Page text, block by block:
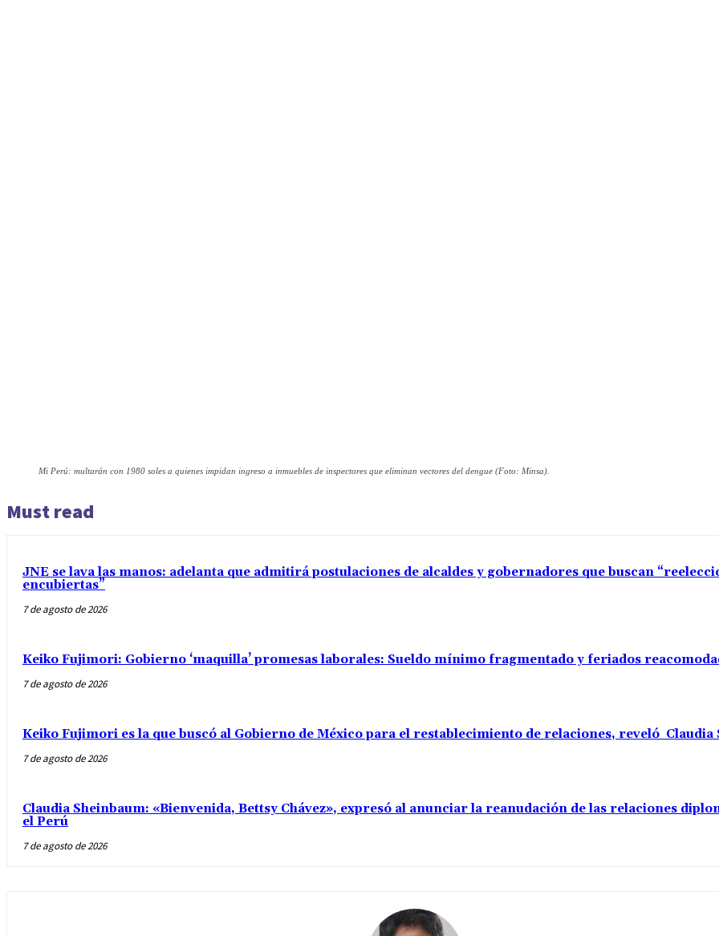
Mi Perú: multarán con 1980 soles a quienes impidan ingreso a inmuebles de inspectores que eliminan vectores del dengue (Foto: Minsa).
Must read
JNE se lava las manos: adelanta que admitirá postulaciones de alcaldes y gobernadores que buscan
encubiertas”
7 de agosto de 2026
Keiko Fujimori: Gobierno ‘maquilla’ promesas laborales: Sueldo mínimo fragmentado y feriados
7 de agosto de 2026
Keiko Fujimori es la que buscó al Gobierno de México para el restablecimiento de relaciones, reveló Claudia
7 de agosto de 2026
Claudia Sheinbaum: «Bienvenida, Bettsy Chávez», expresó al anunciar la reanudación de las relaciones
el Perú
7 de agosto de 2026